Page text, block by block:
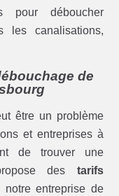
pour déboucher
les canalisations,
de
être un problème
et entreprises à
de trouver une
des tarifs
entreprise de